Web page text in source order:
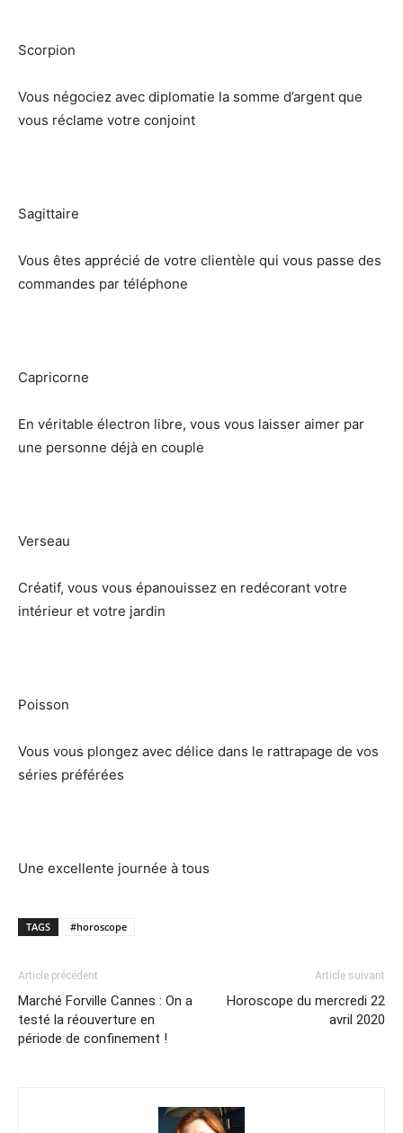
Scorpion
Vous négociez avec diplomatie la somme d’argent que
vous réclame votre conjoint
Sagittaire
Vous êtes apprécié de votre clientèle qui vous passe des
commandes par téléphone
Capricorne
En véritable électron libre, vous vous laisser aimer par
une personne déjà en couple
Verseau
Créatif, vous vous épanouissez en redécorant votre
intérieur et votre jardin
Poisson
Vous vous plongez avec délice dans le rattrapage de vos
séries préférées
Une excellente journée à tous
TAGS #horoscope
Article précédent
Marché Forville Cannes : On a
testé la réouverture en
période de confinement !
Article suivant
Horoscope du mercredi 22
avril 2020